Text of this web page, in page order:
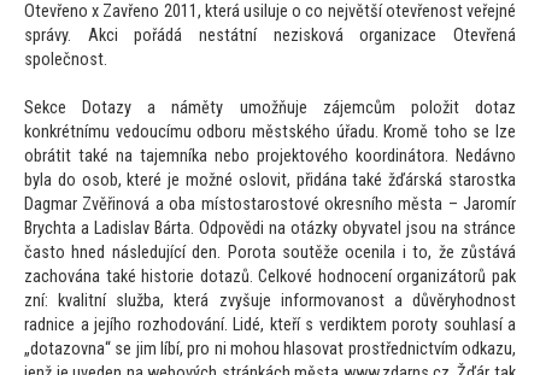
Otevřeno x Zavřeno 2011, která usiluje o co největší otevřenost veřejné
správy. Akci pořádá nestátní nezisková organizace Otevřená
společnost.
Sekce Dotazy a náměty umožňuje zájemcům položit dotaz
konkrétnímu vedoucímu odboru městského úřadu. Kromě toho se lze
obrátit také na tajemníka nebo projektového koordinátora. Nedávno
byla do osob, které je možné oslovit, přidána také žďárská starostka
Dagmar Zvěřinová a oba místostarostové okresního města – Jaromír
Brychta a Ladislav Bárta. Odpovědi na otázky obyvatel jsou na stránce
často hned následující den. Porota soutěže ocenila ito, že zůstává
zachována také historie dotazů. Celkové hodnocení organizátorů pak
zní: kvalitní služba, která zvyšuje informovanost a důvěryhodnost
radnice a jejího rozhodování. Lidé, kteří s verdiktem poroty souhlasí a
„dotazovna“ se jim líbí, pro ni mohou hlasovat prostřednictvím odkazu,